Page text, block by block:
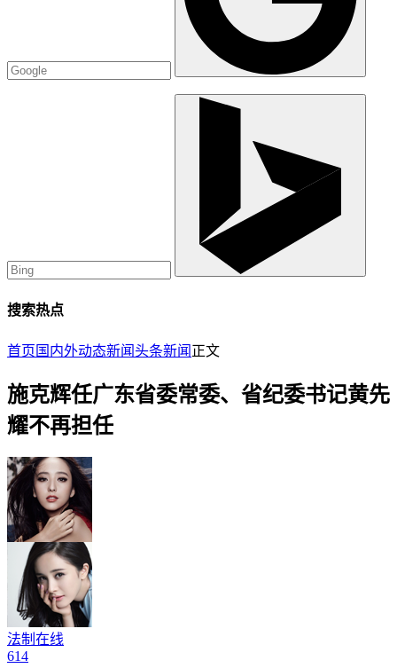
搜索热点
首页 国内外动态新闻 头条新闻 正文
施克辉任广东省委常委、省纪委书记黄先
耀不再担任
法制在线
614